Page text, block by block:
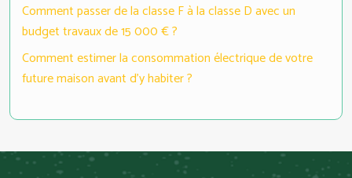
Comment passer de la classe F à la classe D avec un
budget travaux de 15 000 € ?
Comment estimer la consommation électrique de votre
future maison avant d’y habiter ?